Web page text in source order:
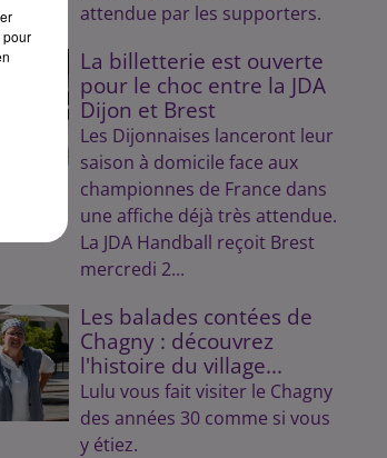
attendue par les supporters.
La billetterie est ouverte
pour le choc entre la JDA
Dijon et Brest
Les Dijonnaises lanceront leur
saison à domicile face aux
championnes de France dans
une affiche déjà très attendue.
La JDA Handball reçoit Brest
mercredi 2...
Les balades contées de
Chagny : découvrez
l'histoire du village...
Lulu vous fait visiter le Chagny
des années 30 comme si vous
y étiez.
pour